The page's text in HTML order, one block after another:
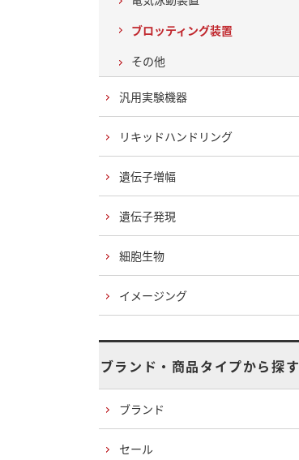
ブロッティング装置
その他
汎用実験機器
リキッドハンドリング
遺伝子増幅
遺伝子発現
細胞生物
イメージング
ブランド・商品タイプから探す
ブランド
セール